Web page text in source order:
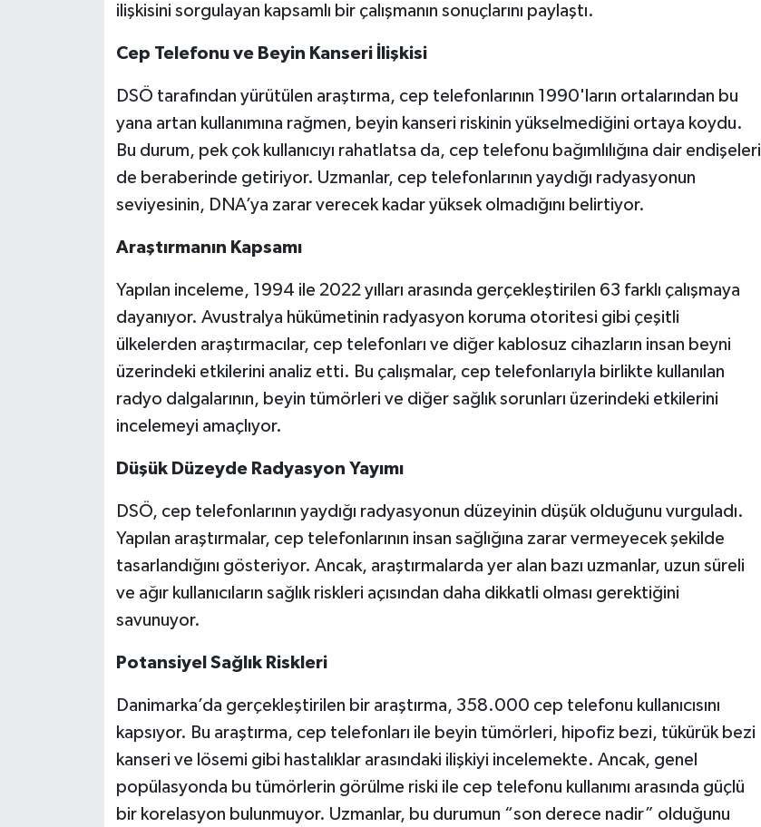
ilişkisini sorgulayan kapsamlı bir çalışmanın sonuçlarını paylaştı.
Cep Telefonu ve Beyin Kanseri İlişkisi
DSÖ tarafından yürütülen araştırma, cep telefonlarının 1990'ların ortalarından bu
yana artan kullanımına rağmen, beyin kanseri riskinin yükselmediğini ortaya koydu.
Bu durum, pek çok kullanıcıyı rahatlatsa da, cep telefonu bağımlılığına dair endişeleri
de beraberinde getiriyor. Uzmanlar, cep telefonlarının yaydığı radyasyonun
seviyesinin, DNA’ya zarar verecek kadar yüksek olmadığını belirtiyor.
Araştırmanın Kapsamı
Yapılan inceleme, 1994 ile 2022 yılları arasında gerçekleştirilen 63 farklı çalışmaya
dayanıyor. Avustralya hükümetinin radyasyon koruma otoritesi gibi çeşitli
ülkelerden araştırmacılar, cep telefonları ve diğer kablosuz cihazların insan beyni
üzerindeki etkilerini analiz etti. Bu çalışmalar, cep telefonlarıyla birlikte kullanılan
radyo dalgalarının, beyin tümörleri ve diğer sağlık sorunları üzerindeki etkilerini
incelemeyi amaçlıyor.
Düşük Düzeyde Radyasyon Yayımı
DSÖ, cep telefonlarının yaydığı radyasyonun düzeyinin düşük olduğunu vurguladı.
Yapılan araştırmalar, cep telefonlarının insan sağlığına zarar vermeyecek şekilde
tasarlandığını gösteriyor. Ancak, araştırmalarda yer alan bazı uzmanlar, uzun süreli
ve ağır kullanıcıların sağlık riskleri açısından daha dikkatli olması gerektiğini
savunuyor.
Potansiyel Sağlık Riskleri
Danimarka’da gerçekleştirilen bir araştırma, 358.000 cep telefonu kullanıcısını
kapsıyor. Bu araştırma, cep telefonları ile beyin tümörleri, hipofiz bezi, tükürük bezi
kanseri ve lösemi gibi hastalıklar arasındaki ilişkiyi incelemekte. Ancak, genel
popülasyonda bu tümörlerin görülme riski ile cep telefonu kullanımı arasında güçlü
bir korelasyon bulunmuyor. Uzmanlar, bu durumun “son derece nadir” olduğunu